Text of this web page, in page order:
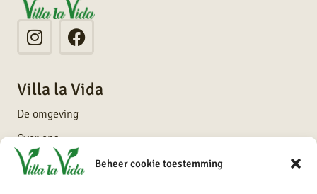
Beheer cookie toestemming
Villa la Vida
De omgeving
Over ons
Contact